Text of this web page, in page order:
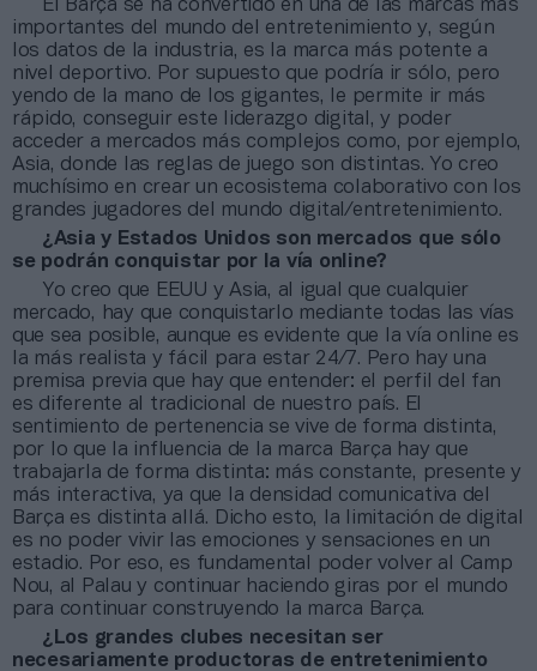
El Barça se ha convertido en una de las marcas más
importantes del mundo del entretenimiento y, según
los datos de la industria, es la marca más potente a
nivel deportivo. Por supuesto que podría ir sólo, pero
yendo de la mano de los gigantes, le permite ir más
rápido, conseguir este liderazgo digital, y poder
acceder a mercados más complejos como, por ejemplo,
Asia, donde las reglas de juego son distintas. Yo creo
muchísimo en crear un ecosistema colaborativo con los
grandes jugadores del mundo digital/entretenimiento.
¿Asia y Estados Unidos son mercados que sólo
se podrán conquistar por la vía online?
Yo creo que EEUU y Asia, al igual que cualquier
mercado, hay que conquistarlo mediante todas las vías
que sea posible, aunque es evidente que la vía online es
la más realista y fácil para estar 24/7. Pero hay una
premisa previa que hay que entender: el perfil del fan
es diferente al tradicional de nuestro país. El
sentimiento de pertenencia se vive de forma distinta,
por lo que la influencia de la marca Barça hay que
trabajarla de forma distinta: más constante, presente y
más interactiva, ya que la densidad comunicativa del
Barça es distinta allá. Dicho esto, la limitación de digital
es no poder vivir las emociones y sensaciones en un
estadio. Por eso, es fundamental poder volver al Camp
Nou, al Palau y continuar haciendo giras por el mundo
para continuar construyendo la marca Barça.
¿Los grandes clubes necesitan ser
necesariamente productoras de entretenimiento